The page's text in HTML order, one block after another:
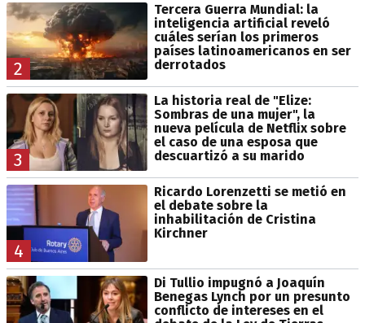
2
Tercera Guerra Mundial: la
inteligencia artificial reveló
cuáles serían los primeros
países latinoamericanos en ser
derrotados
3
La historia real de "Elize:
Sombras de una mujer", la
nueva película de Netflix sobre
el caso de una esposa que
descuartizó a su marido
4
Ricardo Lorenzetti se metió en
el debate sobre la
inhabilitación de Cristina
Kirchner
Di Tullio impugnó a Joaquín
Benegas Lynch por un presunto
conflicto de intereses en el